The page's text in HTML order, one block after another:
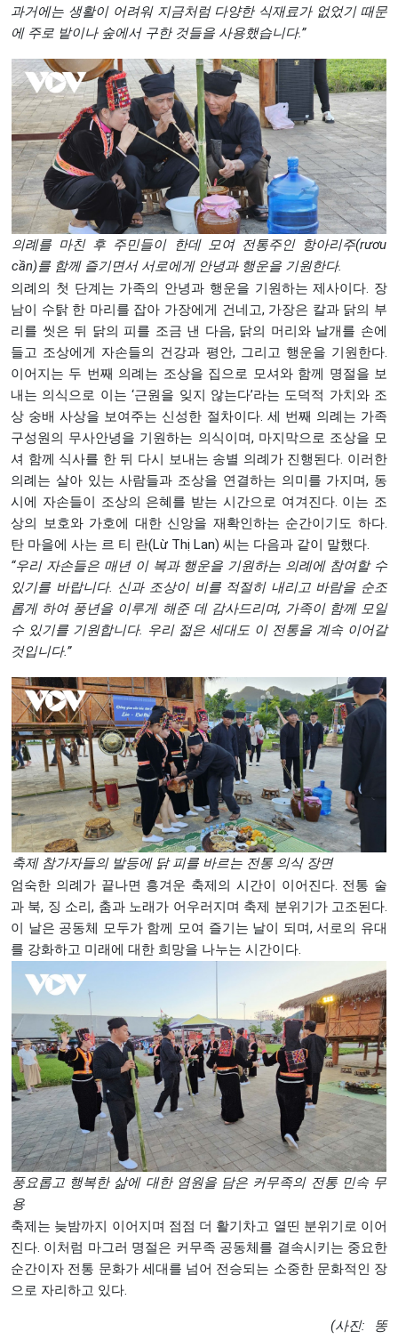
과거에는 생활이 어려워 지금처럼 다양한 식재료가 없었기 때문
에 주로 밭이나 숲에서 구한 것들을 사용했습니다.”
의례를 마친 후 주민들이 한데 모여 전통주인 항아리주(rươu
cần)를 함께 즐기면서 서로에게 안녕과 행운을 기원한다.
의례의 첫 단계는 가족의 안녕과 행운을 기원하는 제사이다. 장
남이 수탉 한 마리를 잡아 가장에게 건네고, 가장은 칼과 닭의 부
리를 씻은 뒤 닭의 피를 조금 낸 다음, 닭의 머리와 날개를 손에
들고 조상에게 자손들의 건강과 평안, 그리고 행운을 기원한다.
이어지는 두 번째 의례는 조상을 집으로 모셔와 함께 명절을 보
내는 의식으로 이는 ‘근원을 잊지 않는다’라는 도덕적 가치와 조
상 숭배 사상을 보여주는 신성한 절차이다. 세 번째 의례는 가족
구성원의 무사안녕을 기원하는 의식이며, 마지막으로 조상을 모
셔 함께 식사를 한 뒤 다시 보내는 송별 의례가 진행된다. 이러한
의례는 살아 있는 사람들과 조상을 연결하는 의미를 가지며, 동
시에 자손들이 조상의 은혜를 받는 시간으로 여겨진다. 이는 조
상의 보호와 가호에 대한 신앙을 재확인하는 순간이기도 하다.
탄 마을에 사는 르 티 란(Lừ Thị Lan) 씨는 다음과 같이 말했다.
“우리 자손들은 매년 이 복과 행운을 기원하는 의례에 참여할 수
있기를 바랍니다. 신과 조상이 비를 적절히 내리고 바람을 순조
롭게 하여 풍년을 이루게 해준 데 감사드리며, 가족이 함께 모일
수 있기를 기원합니다. 우리 젊은 세대도 이 전통을 계속 이어갈
것입니다.”
축제 참가자들의 발등에 닭 피를 바르는 전통 의식 장면
엄숙한 의례가 끝나면 흥겨운 축제의 시간이 이어진다. 전통 술
과 북, 징 소리, 춤과 노래가 어우러지며 축제 분위기가 고조된다.
이 날은 공동체 모두가 함께 모여 즐기는 날이 되며, 서로의 유대
를 강화하고 미래에 대한 희망을 나누는 시간이다.
풍요롭고 행복한 삶에 대한 염원을 담은 커무족의 전통 민속 무
용
축제는 늦밤까지 이어지며 점점 더 활기차고 열띤 분위기로 이어
진다. 이처럼 마그러 명절은 커무족 공동체를 결속시키는 중요한
순간이자 전통 문화가 세대를 넘어 전승되는 소중한 문화적인 장
으로 자리하고 있다.
(사진: 똥